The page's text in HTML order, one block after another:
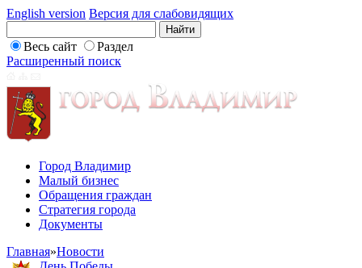
English version Версия для слабовидящих
Весь сайт
Раздел
Расширенный поиск
Город Владимир
Малый бизнес
Обращения граждан
Стратегия города
Документы
Главная»Новости